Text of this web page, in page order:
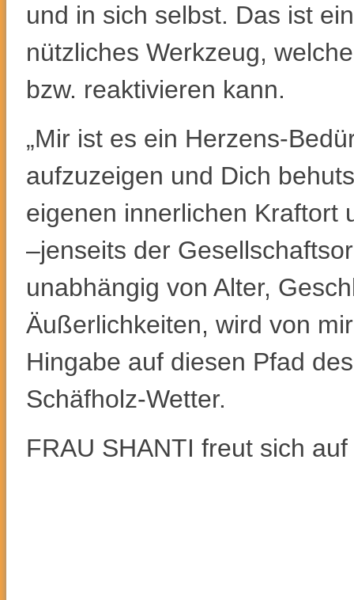
und in sich selbst. Das ist
nützliches Werkzeug,
bzw. reaktivieren kann.
„Mir ist es ein Herzens-
aufzuzeigen und Dich
eigenen innerlichen Kraftort
–jenseits der
unabhängig von Alter,
Äußerlichkeiten, wird von
Hingabe auf diesen Pfad
Schäfholz-Wetter.
FRAU SHANTI freut sich